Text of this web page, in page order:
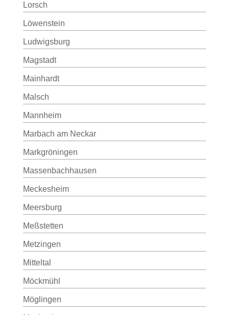
Lorsch
Löwenstein
Ludwigsburg
Magstadt
Mainhardt
Malsch
Mannheim
Marbach am Neckar
Markgröningen
Massenbachhausen
Meckesheim
Meersburg
Meßstetten
Metzingen
Mitteltal
Möckmühl
Möglingen